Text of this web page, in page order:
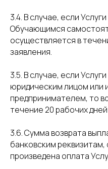
3.4. В случае, если
Обучающимся
осуществляется в
заявления.
3.5. В случае, если
юридическим лицом или
предпринимателем, то
течение 20 рабочих
3.6. Сумма возврата
банковским реквизитам,
произведена оплата